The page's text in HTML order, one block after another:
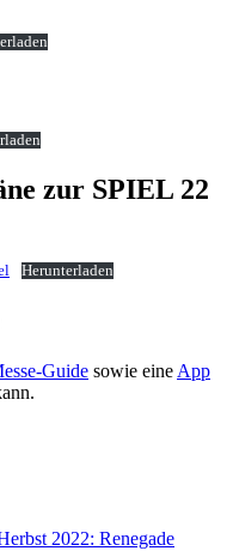
zur SPIEL 22
Herunterladen
Guide sowie eine App
2022: Renegade